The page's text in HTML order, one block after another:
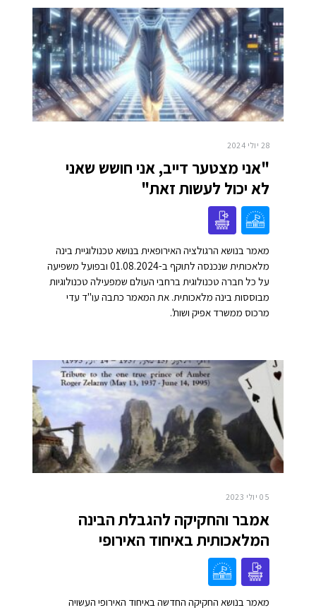
28 יולי 2024
"אני מצטער דייב, אני חושש שאני
לא יכול לעשות זאת"
מאמר בנושא הרגולציה האירופאית בנושא טכנולוגיית בינה
מלאכותית שנכנסה לתוקף ב-01.08.2024 ובפועל משפיעה
על כל חברה טכנולוגית ברחבי העולם שמפעילה טכנולוגיות
מבוססות בינה מלאכותית. את המאמר כתבה עו"ד עדי
מרכוס ממשרד אפיק ושות'.
05 יולי 2023
אמבר והחקיקה להגבלת הבינה
המלאכותית באיחוד האירופי
מאמר בנושא החקיקה החדשה באיחוד האירופי העשויה